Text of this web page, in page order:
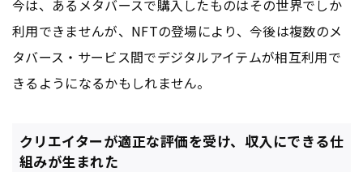
今は、あるメタバースで購入したものはその世界でしか
利用できませんが、NFTの登場により、今後は複数のメ
タバース・サービス間でデジタルアイテムが相互利用で
きるようになるかもしれません。
クリエイターが適正な評価を受け、収入にできる仕
組みが生まれた